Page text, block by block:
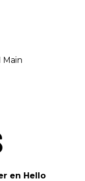
Main
en Hello